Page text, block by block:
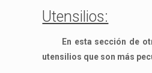
Utensilios:
En esta sección de
utensilios que son más